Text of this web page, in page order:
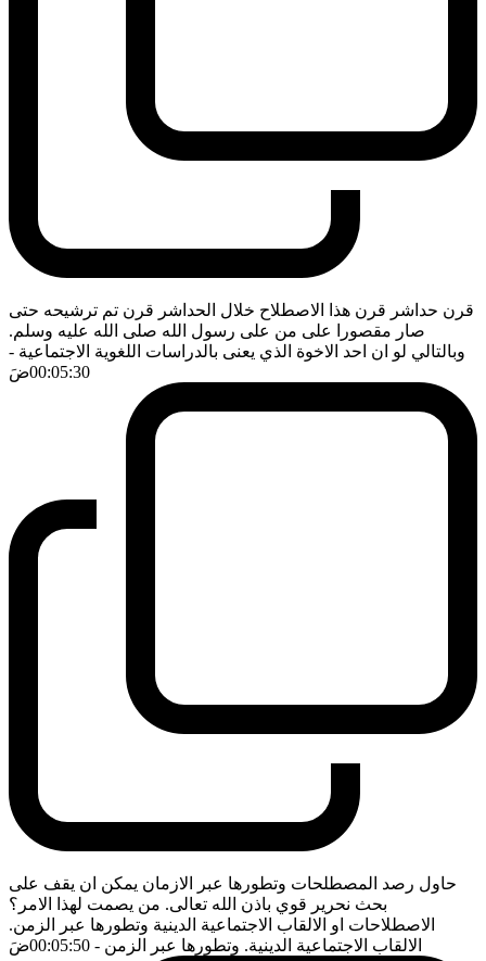
قرن حداشر قرن هذا الاصطلاح خلال الحداشر قرن تم ترشيحه حتى
صار مقصورا على من على رسول الله صلى الله عليه وسلم.
وبالتالي لو ان احد الاخوة الذي يعنى بالدراسات اللغوية الاجتماعية -
00:05:30ضَ
حاول رصد المصطلحات وتطورها عبر الازمان يمكن ان يقف على
بحث نحرير قوي باذن الله تعالى. من يصمت لهذا الامر؟
الاصطلاحات او الالقاب الاجتماعية الدينية وتطورها عبر الزمن.
الالقاب الاجتماعية الدينية. وتطورها عبر الزمن - 00:05:50 ضَ